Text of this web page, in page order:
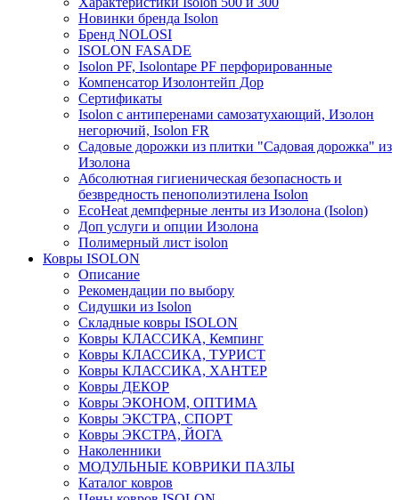
Новинки бренда Isolon
Бренд NOLOSI
ISOLON FASADE
Isolon PF, Isolontape PF перфорированные
Компенсатор Изолонтейп Дор
Сертификаты
Isolon с антиперенами самозатухающий, Изолон
негорючий, Isolon FR
Садовые дорожки из плитки "Садовая дорожка" из
Изолона
Абсолютная гигиеническая безопасность и
безвредность пенополиэтилена Isolon
EcoHeat демпферные ленты из Изолона (Isolon)
Доп услуги и опции Изолона
Полимерный лист isolon
Ковры ISOLON
Описание
Рекомендации по выбору
Сидушки из Isolon
Складные ковры ISOLON
Ковры КЛАССИКА, Кемпинг
Ковры КЛАССИКА, ТУРИСТ
Ковры КЛАССИКА, ХАНТЕР
Ковры ДЕКОР
Ковры ЭКОНОМ, ОПТИМА
Ковры ЭКСТРА, СПОРТ
Ковры ЭКСТРА, ЙОГА
Наколенники
МОДУЛЬНЫЕ КОВРИКИ ПАЗЛЫ
Каталог ковров